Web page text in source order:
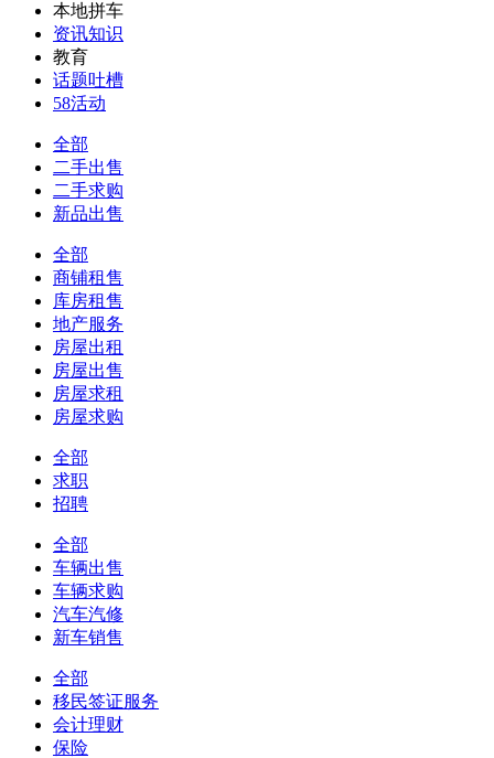
本地拼车
资讯知识
教育
话题吐槽
58活动
全部
二手出售
二手求购
新品出售
全部
商铺租售
库房租售
地产服务
房屋出租
房屋出售
房屋求租
房屋求购
全部
求职
招聘
全部
车辆出售
车辆求购
汽车汽修
新车销售
全部
移民签证服务
会计理财
保险